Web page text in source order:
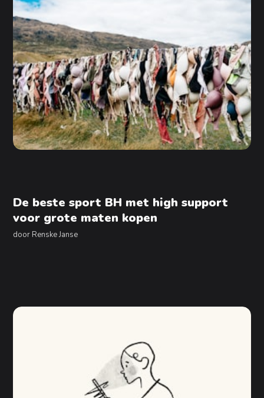
De beste sport BH met high support
voor grote maten kopen
door Renske Janse